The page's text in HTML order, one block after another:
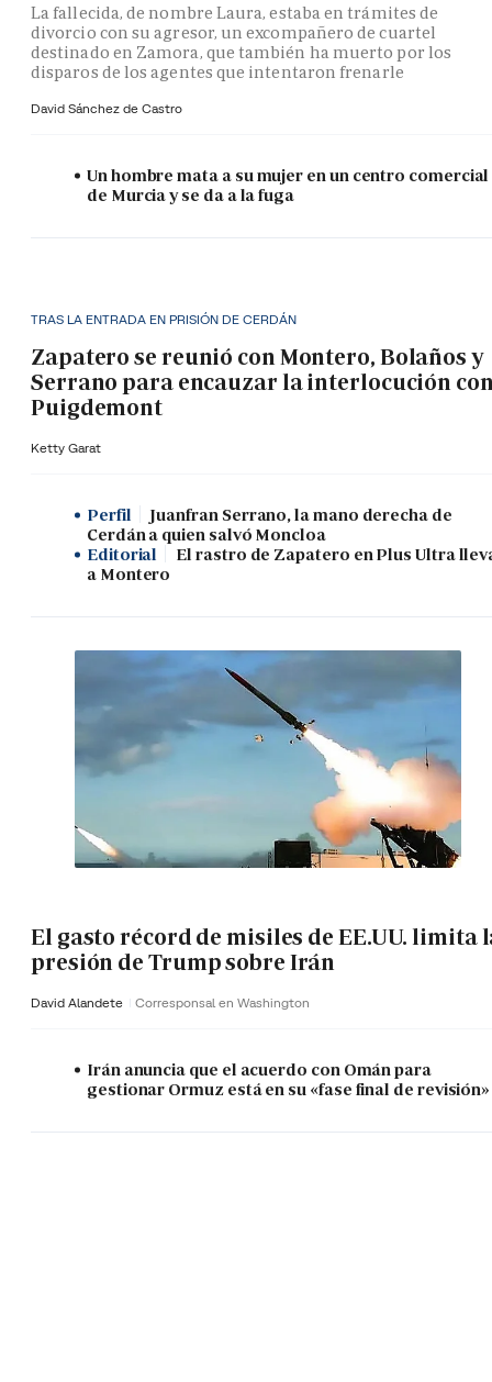
La fallecida, de nombre Laura, estaba en trámites de
divorcio con su agresor, un excompañero de cuartel
destinado en Zamora, que también ha muerto por los
disparos de los agentes que intentaron frenarle
David Sánchez de Castro
Un hombre mata a su mujer en un centro comercial
de Murcia y se da a la fuga
TRAS LA ENTRADA EN PRISIÓN DE CERDÁN
Zapatero se reunió con Montero, Bolaños y
Serrano para encauzar la interlocución
Puigdemont
Ketty Garat
Perfil
Juanfran Serrano, la mano derecha de
Cerdán a quien salvó Moncloa
Editorial
El rastro de Zapatero en Plus Ultra
a Montero
El gasto récord de misiles de EE.UU. limita
presión de Trump sobre Irán
David Alandete Corresponsal en Washington
Irán anuncia que el acuerdo con Omán para
gestionar Ormuz está en su «fase final de revisión»